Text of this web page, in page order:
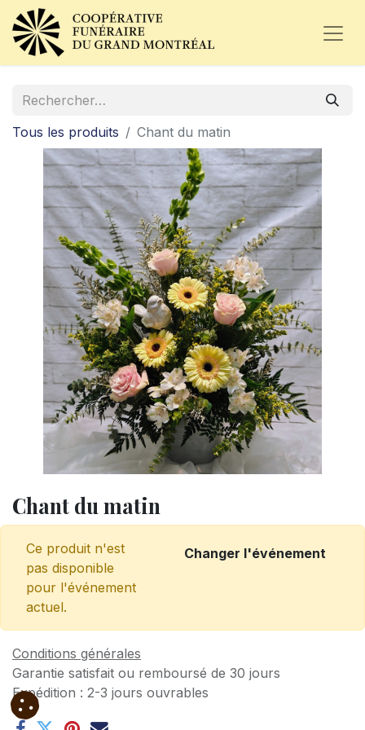
Tous les produits Chant du matin
Chant du matin
Ce produit n'est
pas disponible
pour l'événement
actuel.
Changer l'événement
Conditions générales
Garantie satisfait ou remboursé de 30 jours
Expédition : 2-3 jours ouvrables